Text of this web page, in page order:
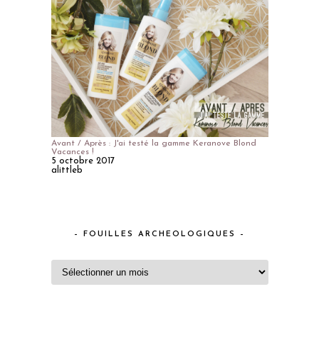
Avant / Après : J'ai testé la gamme Keranove Blond
Vacances !
5 octobre 2017
alittleb
– FOUILLES ARCHEOLOGIQUES –